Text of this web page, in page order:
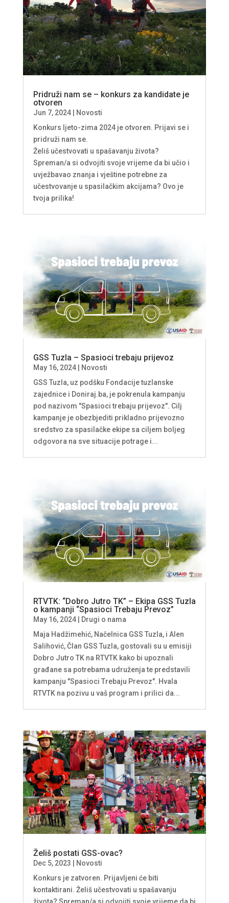
Pridruži nam se – konkurs za kandidate je
otvoren
Jun 7, 2024| Novosti
Konkurs ljeto-zima 2024 je otvoren. Prijavi se i
pridruži nam se.
Želiš učestvovati u spašavanju života?
Spreman/a si odvojiti svoje vrijeme da bi učio i
uvježbavao znanja i vještine potrebne za
učestvovanje u spasilačkim akcijama? Ovo je
tvoja prilika!
GSS Tuzla – Spasioci trebaju prijevoz
May 16, 2024|
Novosti
GSS Tuzla, uz podšku Fondacije tuzlanske
zajednice i Doniraj.ba, je pokrenula kampanju
pod nazivom "Spasioci trebaju prijevoz". Cilj
kampanje je obezbjediti prikladno prijevozno
sredstvo za spasilačke ekipe sa ciljem boljeg
odgovora na sve situacije potrage i...
RTVTK: “Dobro Jutro TK” – Ekipa GSS Tuzla
o kampanji “Spasioci Trebaju Prevoz”
May 16, 2024|
Drugi o nama
Maja Hadžimehić, Načelnica GSS Tuzla, i Alen
Salihović, Član GSS Tuzla, gostovali su u emisiji
Dobro Jutro TK na RTVTK kako bi upoznali
građane sa potrebama udruženja te predstavili
kampanju "Spasioci Trebaju Prevoz". Hvala
RTVTK na pozivu u vaš program i prilici da...
Želiš postati GSS-ovac?
Dec 5, 2023
Novosti
Konkurs je zatvoren. Prijavljeni će biti
kontaktirani. Želiš učestvovati u spašavanju